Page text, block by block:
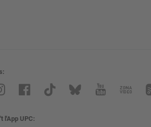
l'App UPC